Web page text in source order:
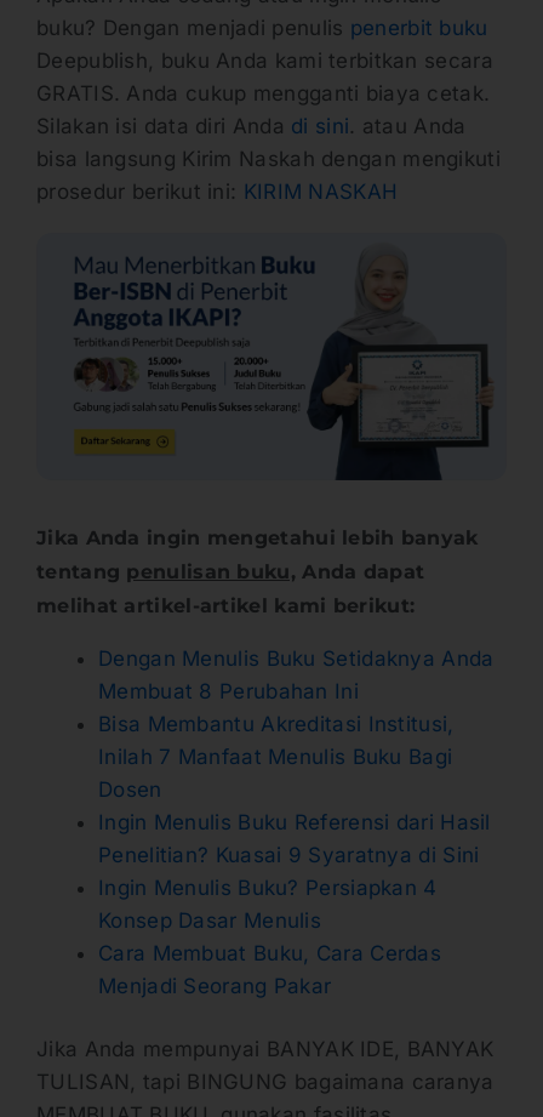
buku? Dengan menjadi penulis penerbit buku
Deepublish, buku Anda kami terbitkan secara
GRATIS. Anda cukup mengganti biaya cetak.
Silakan isi data diri Anda di sini. atau Anda
bisa langsung Kirim Naskah dengan mengikuti
prosedur berikut ini: KIRIM NASKAH
Jika Anda ingin mengetahui lebih banyak
tentang penulisan buku, Anda dapat
melihat artikel-artikel kami berikut:
Dengan Menulis Buku Setidaknya Anda
Membuat 8 Perubahan Ini
Bisa Membantu Akreditasi Institusi,
Inilah 7 Manfaat Menulis Buku Bagi
Dosen
Ingin Menulis Buku Referensi dari Hasil
Penelitian? Kuasai 9 Syaratnya di Sini
Ingin Menulis Buku? Persiapkan 4
Konsep Dasar Menulis
Cara Membuat Buku, Cara Cerdas
Menjadi Seorang Pakar
Jika Anda mempunyai BANYAK IDE, BANYAK
TULISAN, tapi BINGUNG bagaimana caranya